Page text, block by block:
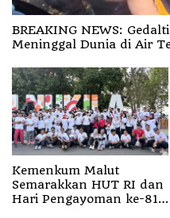
BREAKING NEWS:
Meninggal Dunia di Air
Kemenkum Malut
Semarakkan HUT RI dan
Hari Pengayoman ke-81